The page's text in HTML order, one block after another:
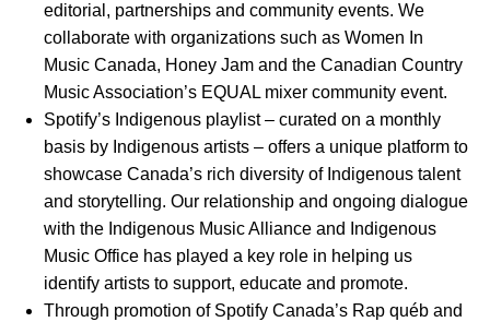
editorial, partnerships and community events. We
collaborate with organizations such as Women In
Music Canada, Honey Jam and the Canadian Country
Music Association’s EQUAL mixer community event.
Spotify’s Indigenous playlist – curated on a monthly
basis by Indigenous artists – offers a unique platform to
showcase Canada’s rich diversity of Indigenous talent
and storytelling. Our relationship and ongoing dialogue
with the Indigenous Music Alliance and Indigenous
Music Office has played a key role in helping us
identify artists to support, educate and promote.
Through promotion of Spotify Canada’s Rap québ and